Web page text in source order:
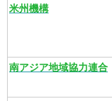
米州機構
南アジア地域協力連合